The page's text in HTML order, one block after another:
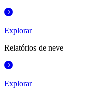
Explorar
Relatórios de neve
Explorar